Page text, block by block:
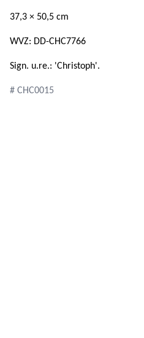
37,3 × 50,5 cm
WVZ: DD-CHC7766
Sign. u.re.: 'Christoph'.
# CHC0015